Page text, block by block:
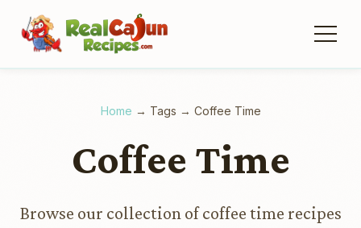
Home → Tags → Coffee Time
Coffee Time
Browse our collection of coffee time recipes